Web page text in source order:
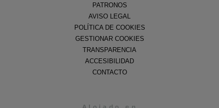
PATRONOS
AVISO LEGAL
POLÍTICA DE COOKIES
GESTIONAR COOKIES
TRANSPARENCIA
ACCESIBILIDAD
CONTACTO